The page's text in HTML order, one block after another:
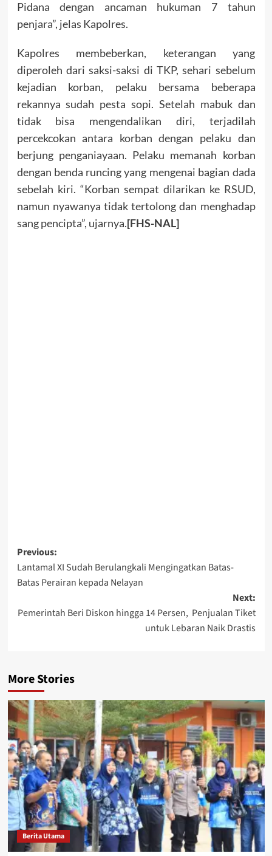
Pidana dengan ancaman hukuman 7 tahun
penjara”, jelas Kapolres.
Kapolres membeberkan, keterangan yang
diperoleh dari saksi-saksi di TKP, sehari sebelum
kejadian korban, pelaku bersama beberapa
rekannya sudah pesta sopi. Setelah mabuk dan
tidak bisa mengendalikan diri, terjadilah
percekcokan antara korban dengan pelaku dan
berjung penganiayaan. Pelaku memanah korban
dengan benda runcing yang mengenai bagian dada
sebelah kiri. “Korban sempat dilarikan ke RSUD,
namun nyawanya tidak tertolong dan menghadap
sang pencipta”, ujarnya.[FHS-NAL]
Post
navigation
Previous:
Lantamal XI Sudah Berulangkali Mengingatkan Batas-
Batas Perairan kepada Nelayan
Next:
Pemerintah Beri Diskon hingga 14 Persen, Penjualan Tiket
untuk Lebaran Naik Drastis
More Stories
Berita Utama